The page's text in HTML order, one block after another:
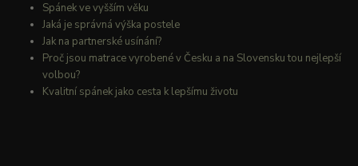
Spánek ve vyšším věku
Jaká je správná výška postele
Jak na partnerské usínání?
Proč jsou matrace vyrobené v Česku a na Slovensku tou nejlepší
volbou?
Kvalitní spánek jako cesta k lepšímu životu